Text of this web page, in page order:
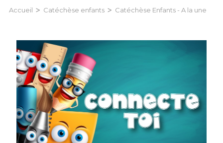
Accueil > Catéchèse enfants > Catéchèse Enfants - A la une